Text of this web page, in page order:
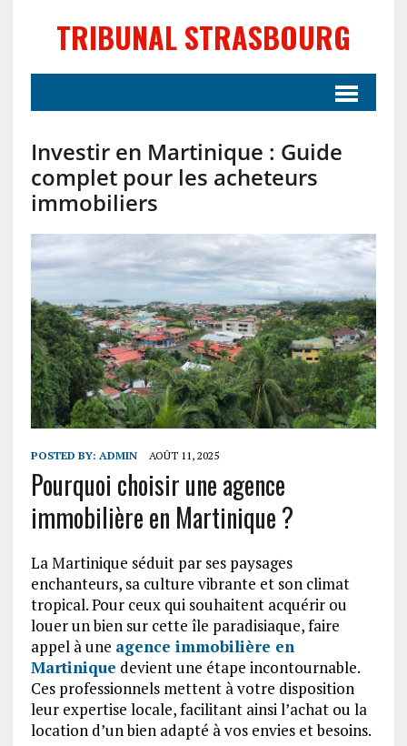
TRIBUNAL STRASBOURG
Investir en Martinique : Guide
complet pour les acheteurs
immobiliers
POSTED BY: ADMIN AOÛT 11, 2025
Pourquoi choisir une agence
immobilière en Martinique ?
La Martinique séduit par ses paysages
enchanteurs, sa culture vibrante et son climat
tropical. Pour ceux qui souhaitent acquérir ou
louer un bien sur cette île paradisiaque, faire
appel à une agence immobilière en
Martinique devient une étape incontournable.
Ces professionnels mettent à votre disposition
leur expertise locale, facilitant ainsi l’achat ou la
location d’un bien adapté à vos envies et besoins.